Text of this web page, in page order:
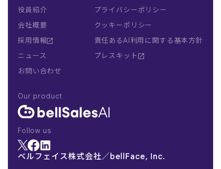
ベルフェイス株式会社／bellFace, Inc.
役員紹介
会社概要
採用情報
ニュース
お問い合わせ
プライバシーポリシー
クッキーポリシー
責任あるAI利用に関する基本方針
プレスキット
Our product
Follow us